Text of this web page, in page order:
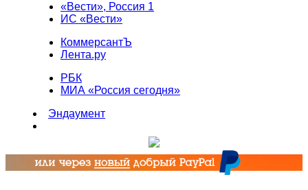
«Вести», Россия 1
ИС «Вести»
КоммерсантЪ
Лента.ру
РБК
МИА «Россия сегодня»
Эндаумент